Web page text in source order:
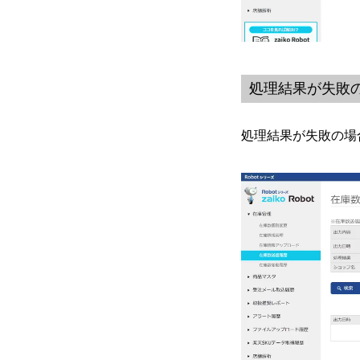
処理結果が失敗
処理結果が失敗の